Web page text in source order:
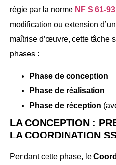
régie par la norme NF S 61-
modification ou extension
maîtrise d’œuvre, cette tâche
phases :
Phase de conception
Phase de réalisation
Phase de réception
LA CONCEPTION :
LA COORDINATION
Pendant cette phase, le